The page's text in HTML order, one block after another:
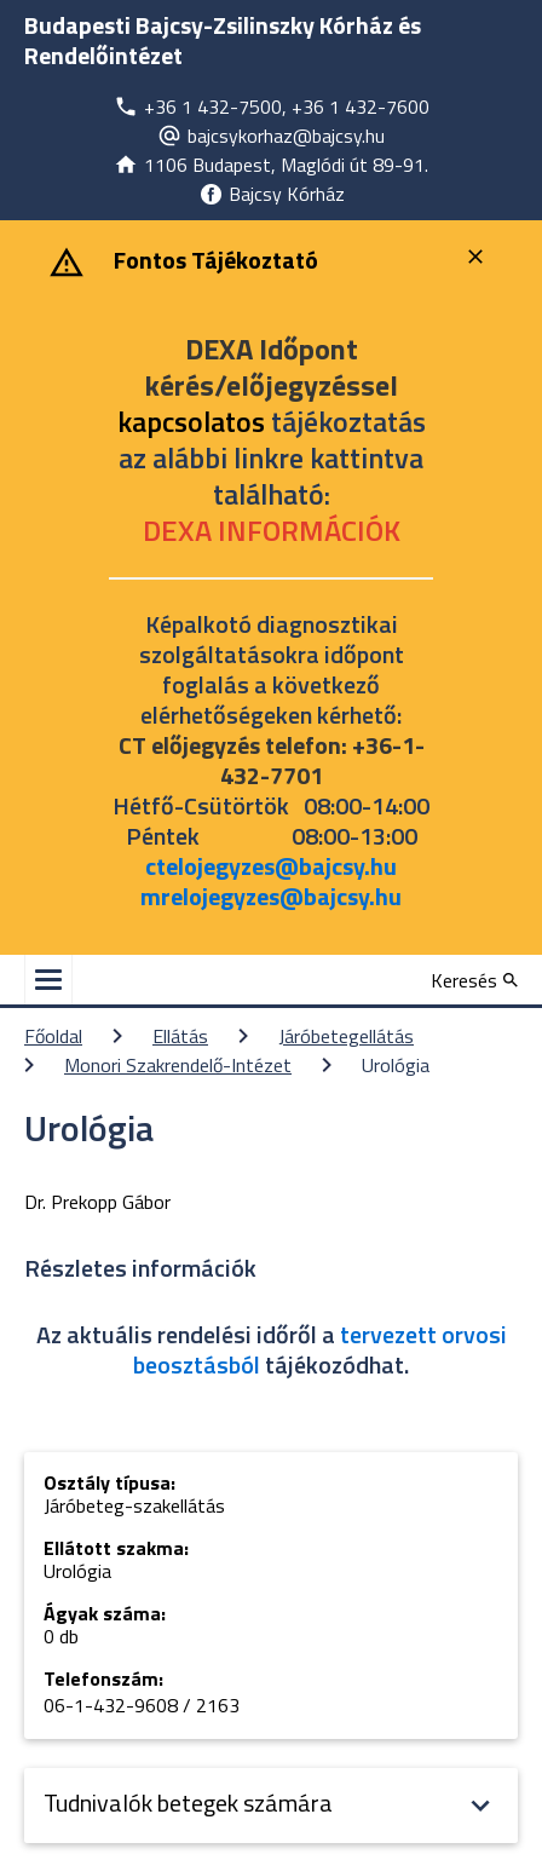
Budapesti Bajcsy-Zsilinszky Kórház és
Rendelőintézet
+36 1 432-7500, +36 1 432-7600
bajcsykorhaz@bajcsy.hu
1106 Budapest, Maglódi út 89-91.
Bajcsy Kórház
‎ ‎Fontos Tájékoztató
DEXA Időpont
kérés/előjegyzéssel
kapcsolatostájékoztatás
az alábbi linkre kattintva
található:
DEXA INFORMÁCIÓK
Képalkotó diagnosztikai
szolgáltatásokra időpont
foglalás a következő
elérhetőségeken kérhető:
CT előjegyzés telefon: +36-1-
432-7701
Hétfő-Csütörtök 08:00-14:00
Péntek 08:00-13:00
ctelojegyzes@bajcsy.hu
mrelojegyzes@bajcsy.hu
Keresés
Főoldal
Ellátás
Járóbetegellátás
Monori Szakrendelő-Intézet
Urológia
Urológia
Dr. Prekopp Gábor
Részletes információk
Az aktuális rendelési időről atervezett orvosi
beosztásbóltájékozódhat.
Osztály típusa:
Járóbeteg-szakellátás
Ellátott szakma:
Urológia
Ágyak száma:
0 db
Telefonszám:
06-1-432-9608 / 2163
Tudnivalók betegek számára